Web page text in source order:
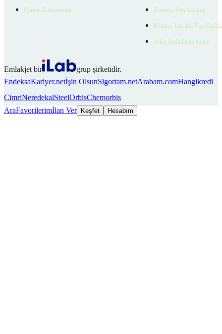
Uzman Danışmanlar Ziyaretçi Veri Gizliliği
Müşteri Yetkilisi Veri
Aday Aydınlatma Metni
Emlakjet bir
grup şirketidir.
EndeksaKariyer.netİşin OlsunSigortam.netArabam.comHangikredi
CimriNeredekalSteelOrbisChemorbis
AraFavorilerimİlan Ver Keşfet Hesabım